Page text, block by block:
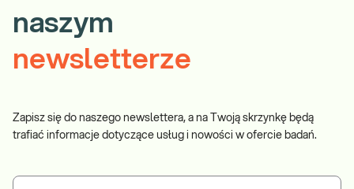
naszym
newsletterze
Zapisz się do naszego newslettera, a na Twoją skrzynkę będą
trafiać informacje dotyczące usług i nowości w ofercie badań.